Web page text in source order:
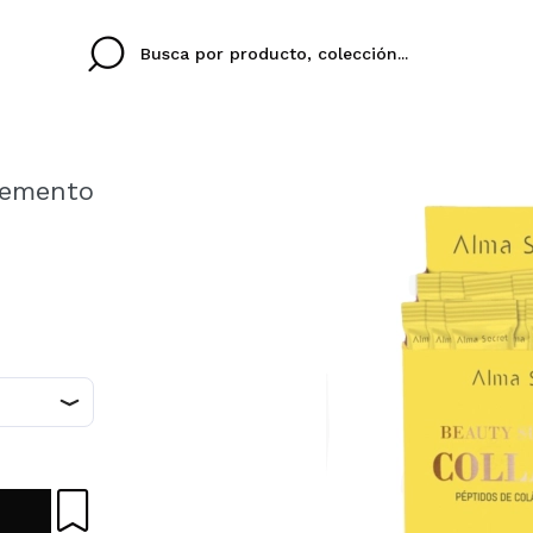
No tengo cuenta
Al crear una cuenta
rápidamente, revisar
IDIOMA ESPAÑOL ENGLISH
Ines
colori